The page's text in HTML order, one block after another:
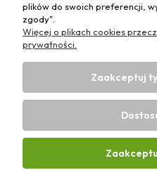
Informacje
O nas
Sklep rolniczy z
731 424 460
plików do swoich preferencji,
zgody".
Więcej o plikach cookies
prywatności.
Zaakceptuj